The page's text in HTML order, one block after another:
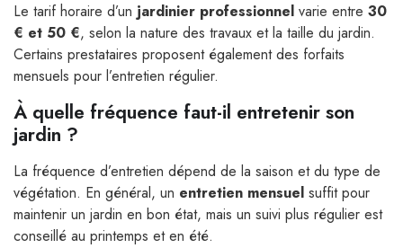
Le tarif horaire d’un jardinier professionnel varie entre 30
€ et 50 €, selon la nature des travaux et la taille du jardin.
Certains prestataires proposent également des forfaits
mensuels pour l’entretien régulier.
À quelle fréquence faut-il entretenir son
jardin ?
La fréquence d’entretien dépend de la saison et du type de
végétation. En général, un entretien mensuel suffit pour
maintenir un jardin en bon état, mais un suivi plus régulier est
conseillé au printemps et en été.